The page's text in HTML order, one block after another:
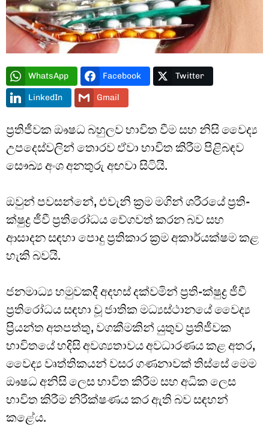
WhatsApp Facebook Twitter
LinkedIn Gmail
ප්‍රතිජීවක ඖෂධ බහුලව භාවිත වීම සහ නිසි වෛද්‍ය
උපදෙස්වලින් තොරව ඒවා භාවිත කිරීම පිළිබඳව
සෞඛ්‍ය අංශ අනතුරු අඟවා සිටියි.
ඔවුන් පවසන්නේ, එවැනි ක්‍රම මගින් ශරීරයේ ප්‍රති-
ක්ෂුද්‍ර ජීවී ප්‍රතිරෝධය වේගවත් කරන බව සහ
ආසාදන සඳහා පොදු ප්‍රතිකාර ක්‍රම අකාර්යක්ෂම කළ
හැකි බවයි.
ජනමාධ්‍ය හමුවකදී අදහස් දක්වමින් ප්‍රති-ක්ෂුද්‍ර ජීවී
ප්‍රතිරෝධය සඳහා වූ ජාතික මධ්‍යස්ථානයේ වෛද්‍ය
ප්‍රියන්ත අතපත්තු, වගකීමකින් යුතුව ප්‍රතිජීවක
භාවිතයේ හදිසි අවශ්‍යතාවය අවධාරණය කළ අතර,
වෛද්‍ය වෘත්තිකයන් වසර ගණනාවක් තිස්සේ මෙම
ඖෂධ අනිසි ලෙස භාවිත කිරීම සහ අධික ලෙස
භාවිත කිරීම නිරීක්ෂණය කර ඇති බව සඳහන්
කළේය.